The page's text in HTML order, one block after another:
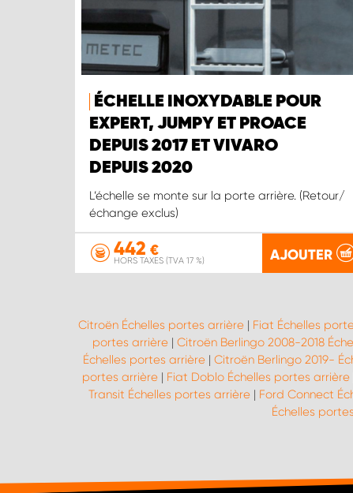
ÉCHELLE INOXYDABLE POUR
EXPERT, JUMPY ET PROACE
DEPUIS 2017 ET VIVARO
DEPUIS 2020
L’échelle se monte sur la porte arrière. (Retour/
échange exclus)
442 €
HORS TAXES (TVA 17 %) AJOUTER
Citroën Échelles portes arrière| Fiat Échelles
portes arrière | Citroën Berlingo 2008-2018
Échelles portes arrière| Citroën Berlingo 2019-
portes arrière| Fiat Doblo Échelles portes arrière
Transit Échelles portes arrière | Ford Connect
Échelles